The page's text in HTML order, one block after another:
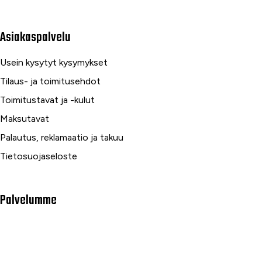
Asiakaspalvelu
Usein kysytyt kysymykset
Tilaus- ja toimitusehdot
Toimitustavat ja -kulut
Maksutavat
Palautus, reklamaatio ja takuu
Tietosuojaseloste
Palvelumme